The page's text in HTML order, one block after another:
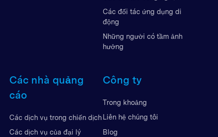
Các đối tác ứng dụng di
động
Những người có tầm ảnh
hưởng
Các nhà quảng
cáo
Các dịch vụ trong chiến dịch
Các dịch vụ của đại lý
Công ty
Trong khoảng
Liên hệ chúng tôi
Blog